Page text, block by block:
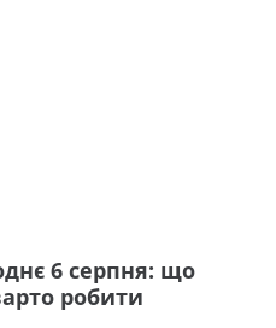
6 серпня: що
робити